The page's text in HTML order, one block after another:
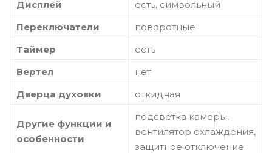
Дисплей
есть, символьный
Переключатели
поворотные
Таймер
есть
Вертел
нет
Дверца духовки
откидная
Другие функции и
особенности
подсветка камеры,
вентилятор охлаждения,
защитное отключение